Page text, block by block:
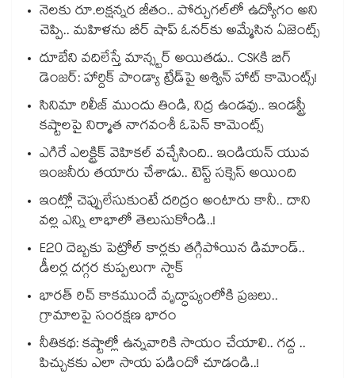
నెలకు రూ.లక్షన్నర జీతం.. పోర్చుగల్⁭లో ఉద్యోగం అని
చెప్పి.. మహిళను బీర్ షాప్ ఓనర్⁭కు అమ్మేసిన ఏజెంట్స్
దూబేని వదిలేస్తే మాన్స్టర్ అయితడు.. CSKకి బిగ్
డెంజర్: హార్దిక్ పాండ్యా ట్రేడ్‌పై అశ్విన్ హాట్ కామెంట్స్!
సినిమా రిలీజ్ ముందు తిండి, నిద్ర ఉండవు.. ఇండస్ట్రీ
కష్టాలపై నిర్మాత నాగవంశీ ఓపెన్ కామెంట్స్
ఎగిరే ఎలక్ట్రిక్ వెహికల్ వచ్చేసింది.. ఇండియన్ యువ
ఇంజనీరు తయారు చేశాడు.. టెస్ట్ సక్సెస్ అయింది
ఇంట్లో చెప్పులేసుకుంటే దరిద్రం అంటారు కానీ.. దాని
వల్ల ఎన్ని లాభాలో తెలుసుకోండి..!
E20 దెబ్బకు పెట్రోల్ కార్లకు తగ్గిపోయిన డిమాండ్..
డీలర్ల దగ్గర కుప్పలుగా స్టాక్
భారత్ రిచ్ కాకముందే వృద్ధాప్యంలోకి ప్రజలు..
గ్రామాలపై సంరక్షణ భారం
నీతికథ: కష్టాల్లో ఉన్నవారికి సాయం చేయాలి.. గద్ద ..
పిచ్చుకకు ఎలా సాయ పడిందో చూడండి..!